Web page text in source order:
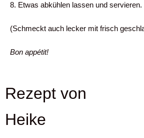
8. Etwas abkühlen lassen und servieren.
(Schmeckt auch lecker mit frisch
Bon appétit!
Rezept von
Heike